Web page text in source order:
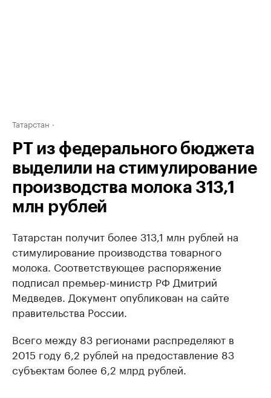
Татарстан
РТ из федерального бюджета
выделили на стимулирование
производства молока 313,1
млн рублей
Татарстан получит более 313,1 млн рублей на
стимулирование производства товарного
молока. Соответствующее распоряжение
подписал премьер-министр РФ Дмитрий
Медведев. Документ опубликован на сайте
правительства России.
Всего между 83 регионами распределяют в
2015 году 6,2 рублей на предоставление 83
субъектам более 6,2 млрд рублей.